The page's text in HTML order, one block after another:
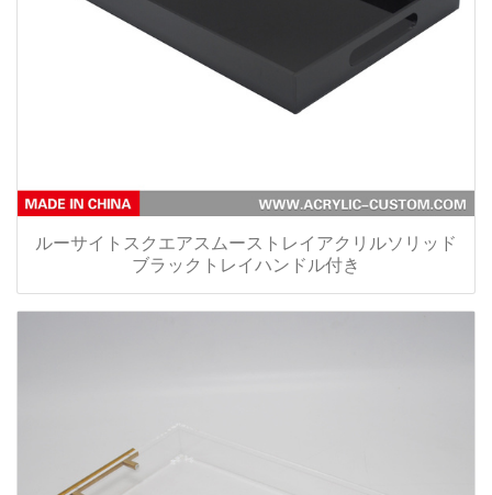
ルーサイトスクエアスムーストレイアクリルソリッド
ブラックトレイハンドル付き